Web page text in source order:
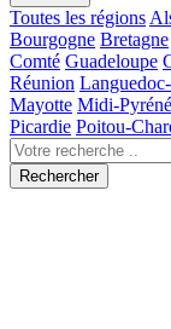
Toutes les régions
Bourgogne Bretagne
Comté Guadeloupe
Réunion
Mayotte Midi-
Picardie Poitou-
Rechercher